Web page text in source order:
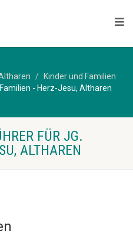
Kinder und Familien
- Herz-Jesu, Altharen
FÜR JG.
ALTHAREN